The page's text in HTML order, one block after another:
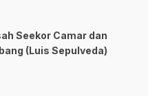
Seekor Camar dan
(Luis Sepulveda)